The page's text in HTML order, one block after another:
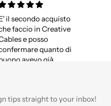
il secondo acquisto
faccio in Creative
e posso
quanto di
avevo già
nell'evasione
tips straight to your inbox!